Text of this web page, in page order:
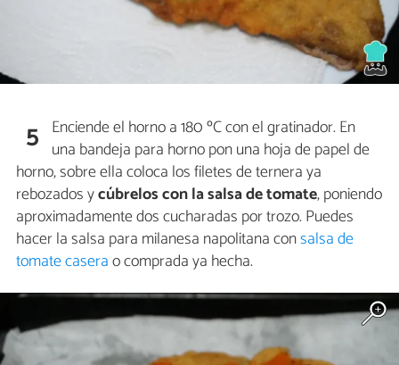
5 Enciende el horno a 180 ºC con el gratinador. En
una bandeja para horno pon una hoja de papel de
horno, sobre ella coloca los filetes de ternera ya
rebozados ycúbrelos con la salsa de tomate, poniendo
aproximadamente dos cucharadas por trozo. Puedes
hacer la salsa para milanesa napolitana consalsa de
tomate caserao comprada ya hecha.